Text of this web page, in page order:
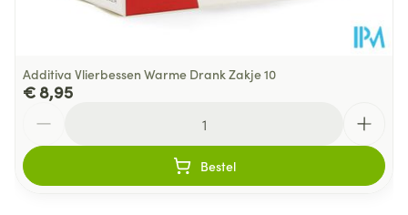
Additiva Vlierbessen Warme Drank Zakje 10
€ 8,95
Bestel